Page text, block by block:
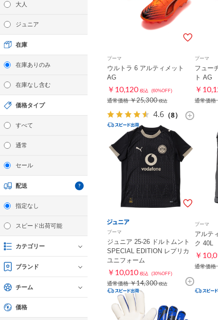
大人
ジュニア
在庫
在庫ありのみ
在庫なし含む
価格タイプ
すべて
通常
セール
配送
指定なし
スピード出荷可能
カテゴリー
ブランド
チーム
価格
プーマ
ウルトラ 6 アルティメット
AG
￥10,120 税込 (60%OFF)
通常価格￥25,300 税込
4.6 （8）
プーマ
フュー
ト AG
￥
通常価格
プーマ
ジュニア 25-26 ドルトムント
SPECIAL EDITION レプリカ
ユニフォーム
￥10,010 税込 (30%OFF)
通常価格￥14,300 税込
プーマ
アルテ
ク 40L
￥
通常価格